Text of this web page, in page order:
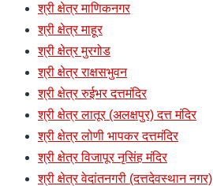
श्री क्षेत्र माणिकनगर
श्री क्षेत्र माहूर
श्री क्षेत्र मुरगोड
श्री क्षेत्र राक्षसभुवन
श्री क्षेत्र रुईभर दत्तमंदिर
श्री क्षेत्र लातूर (अलक्षपुर) दत्त मंदिर
श्री क्षेत्र लोणी भापकर दत्तमंदिर
श्री क्षेत्र विजापूर नृसिंह मंदिर
श्री क्षेत्र वेदांतनगरी (दत्तदेवस्थान नगर)